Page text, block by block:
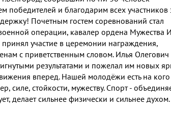
победителей и благодарим всех участников
Почетным гостем соревнований стал
операции, кавалер ордена Мужества
участие в церемонии награждения,
с приветственным словом. Илья Олегович
результатами и пожелал им новых
вперед. Нашей молодёжи есть на кого
силе, стойкости, мужеству. Спорт -
делает сильнее физически и сильнее духом.